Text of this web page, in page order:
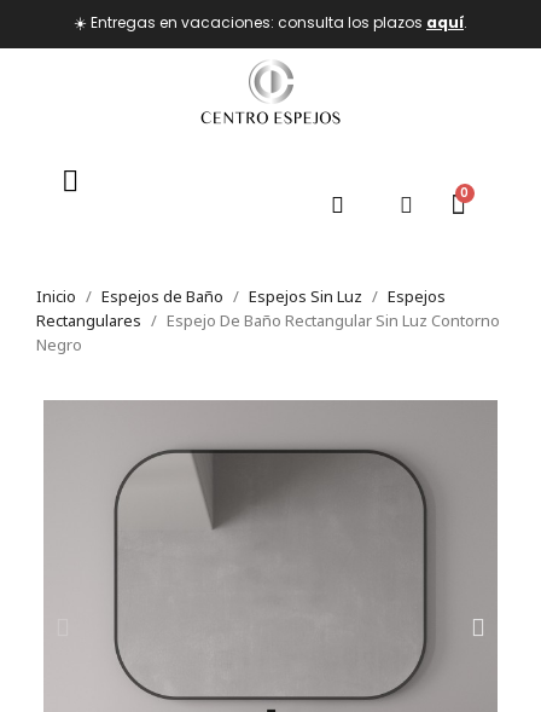
☀️ Entregas en vacaciones: consulta los plazos aquí.
Inicio Espejos de Baño Espejos Sin Luz
Espejos
Rectangulares
Espejo De Baño Rectangular Sin Luz Contorno
Negro